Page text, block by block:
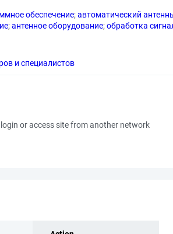
обеспечение;автоматический
;антенное оборудование;обработка
и специалистов
or access site from another network